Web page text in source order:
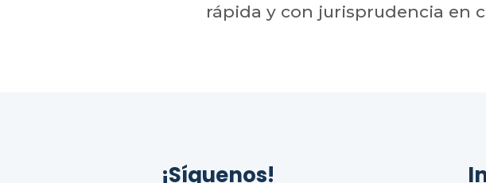
rápida y con jurisprudencia en
¡Síguenos!